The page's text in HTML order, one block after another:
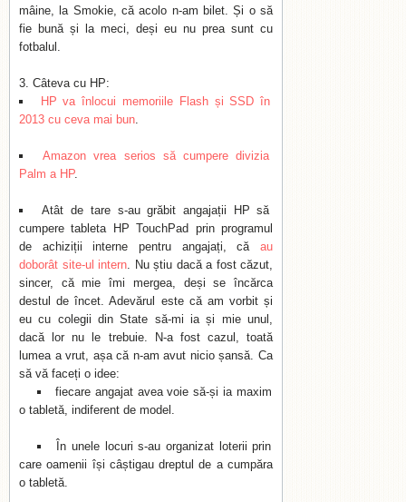
mâine, la Smokie, că acolo n-am bilet. Și o să
fie bună și la meci, deși eu nu prea sunt cu
fotbalul.
Câteva cu HP:
HP va înlocui memoriile Flash și SSD în
2013 cu ceva mai bun.
Amazon vrea serios să cumpere divizia
Palm a HP.
Atât de tare s-au grăbit angajații HP să
cumpere tableta HP TouchPad prin programul
de achiziții interne pentru angajați, că au
doborât site-ul intern. Nu știu dacă a fost căzut,
sincer, că mie îmi mergea, deși se încărca
destul de încet. Adevărul este că am vorbit și
eu cu colegii din State să-mi ia și mie unul,
dacă lor nu le trebuie. N-a fost cazul, toată
lumea a vrut, așa că n-am avut nicio șansă. Ca
să vă faceți o idee:
fiecare angajat avea voie să-și ia maxim
o tabletă, indiferent de model.
În unele locuri s-au organizat loterii prin
care oamenii își câștigau dreptul de a cumpăra
o tabletă.